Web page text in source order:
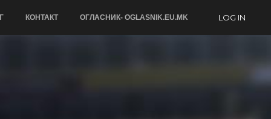
LOG IN
КОНТАКТ ОГЛАСНИК- OGLASNIK.EU.MK